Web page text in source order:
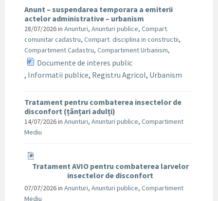
Anunt – suspendarea temporara a emiterii
actelor administrative – urbanism
28/07/2026in Anunturi, Anunturi publice, Compart.
comunitar cadastru, Compart. disciplina in constructii,
Compartiment Cadastru, Compartiment Urbanism,
Documente de interes public
, Informatii publice, Registru Agricol, Urbanism
Tratament pentru combaterea insectelor de
disconfort (țânțari adulți)
14/07/2026in Anunturi, Anunturi publice, Compartiment
Mediu
Tratament AVIO pentru combaterea larvelor
insectelor de disconfort
07/07/2026in Anunturi, Anunturi publice, Compartiment
Mediu